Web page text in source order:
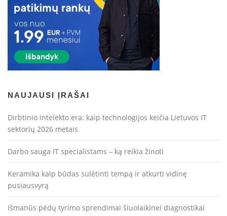
NAUJAUSI ĮRAŠAI
Dirbtinio intelekto era: kaip technologijos keičia Lietuvos IT
sektorių 2026 metais
Darbo sauga IT specialistams – ką reikia žinoti
Keramika kaip būdas sulėtinti tempą ir atkurti vidinę
pusiausvyrą
Išmanūs pėdų tyrimo sprendimai šiuolaikinei diagnostikai